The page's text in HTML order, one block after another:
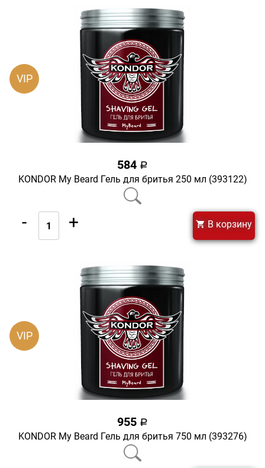
VIP
584 a
KONDOR My Beard Гель для бритья 250 мл (393122)
- + В корзину
VIP
955 a
KONDOR My Beard Гель для бритья 750 мл (393276)